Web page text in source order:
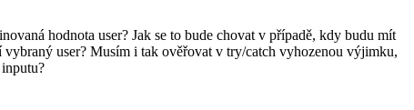
hodnota user? Jak se to bude chovat v případě, kdy budu mít
user? Musím i tak ověřovat v try/catch vyhozenou výjimku,